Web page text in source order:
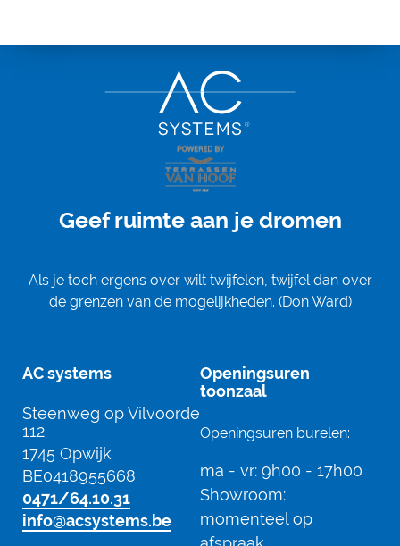
Geef ruimte aan je dromen
Als je toch ergens over wilt twijfelen, twijfel dan over
de grenzen van de mogelijkheden. (Don Ward)
AC systems
Steenweg op Vilvoorde
112
1745 Opwijk
BE0418955668
0471/64.10.31
info@acsystems.be
Openingsuren
toonzaal
Openingsuren burelen:
ma - vr: 9h00 - 17h00
Showroom:
momenteel op